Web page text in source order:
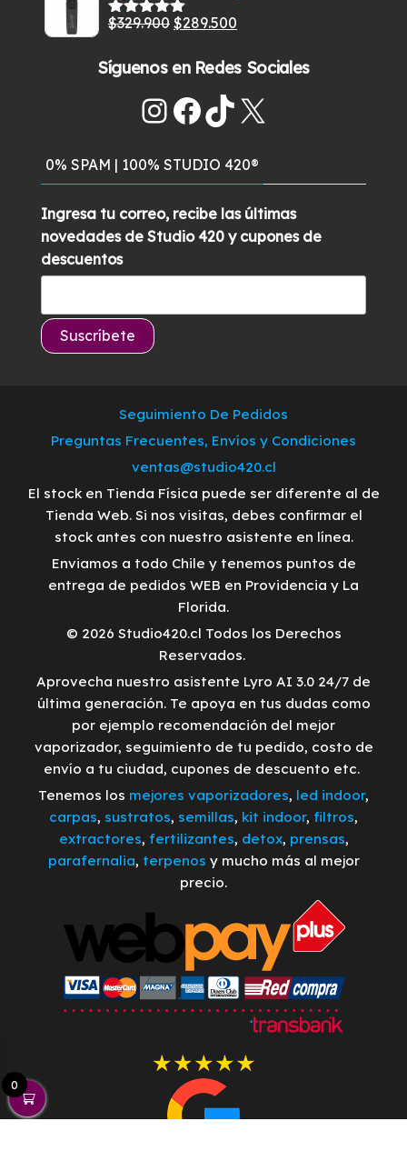
Valorado
$329.900 El
original
$329.900.
$289.500
actual
$289.500.
Síguenos en Redes Sociales
Instagram
Facebook
TikTok
X
0% SPAM | 100% STUDIO 420®
Ingresa tu correo, recibe las últimas
novedades de Studio 420 y cupones de
descuentos
Seguimiento De Pedidos
Preguntas Frecuentes, Envíos y Condiciones
ventas@studio420.cl
El stock en Tienda Física puede ser diferente al de
Tienda Web. Si nos visitas, debes confirmar el
stock antes con nuestro asistente en línea.
Enviamos a todo Chile y tenemos puntos de
entrega de pedidos WEB en Providencia y La
Florida.
© 2026 Studio420.cl Todos los Derechos
Reservados.
Aprovecha nuestro asistente Lyro AI 3.0 24/7 de
última generación. Te apoya en tus dudas como
por ejemplo recomendación del mejor
vaporizador, seguimiento de tu pedido, costo de
envío a tu ciudad, cupones de descuento etc.
Tenemos los mejores vaporizadores, led indoor,
carpas, sustratos, semillas, kit indoor, filtros,
extractores, fertilizantes, detox, prensas,
parafernalia, terpenos y mucho más al mejor
precio.
0